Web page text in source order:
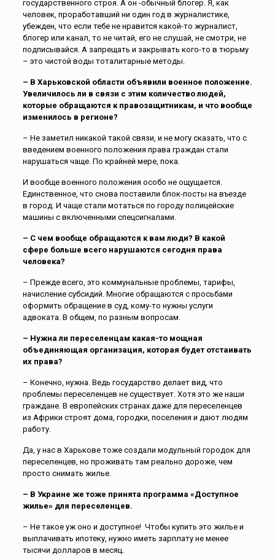
государственного строя. А он -обычный блогер. Я, как
человек, проработавший ни один год в журналистике,
убежден, что если тебе не нравится какой-то журналист,
блогер или канал, то не читай, его не слушай, не смотри, не
подписывайся. А запрещать и закрывать кого-то в тюрьму
– это чистой воды тоталитарные методы.
– В Харьковской области объявили военное положение.
Увеличилось ли в связи с этим количество людей,
которые обращаются к правозащитникам, и что вообще
изменилось в регионе?
– Не заметил никакой такой связи, и не могу сказать, что с
введением военного положения права граждан стали
нарушаться чаще. По крайней мере, пока.
И вообще военного положения особо не ощущается.
Единственное, что снова поставили блок-посты на въезде
в город. И чаще стали мотаться по городу полицейские
машины с включенными спецсигналами.
– С чем вообще обращаются к вам люди? В какой
сфере больше всего нарушаются сегодня права
человека?
– Прежде всего, это коммунальные проблемы, тарифы,
начисление субсидий. Многие обращаются с просьбами
оформить обращение в суд, кому-то нужны услуги
адвоката. В общем, по разным вопросам.
– Нужна ли переселенцам какая-то мощная
объединяющая организация, которая будет отстаивать
их права?
– Конечно, нужна. Ведь государство делает вид, что
проблемы переселенцев не существует. Хотя это же наши
граждане. В европейских странах даже для переселенцев
из Африки строят дома, городки, поселения и дают людям
работу.
Да, у нас в Харькове тоже создали модульный городок для
переселенцев, но проживать там реально дороже, чем
просто снимать жилье.
– В Украине же тоже принята программа «Доступное
жилье» для переселенцев.
– Не такое уж оно и доступное! Чтобы купить это жилье и
выплачивать ипотеку, нужно иметь зарплату не менее
тысячи долларов в месяц.